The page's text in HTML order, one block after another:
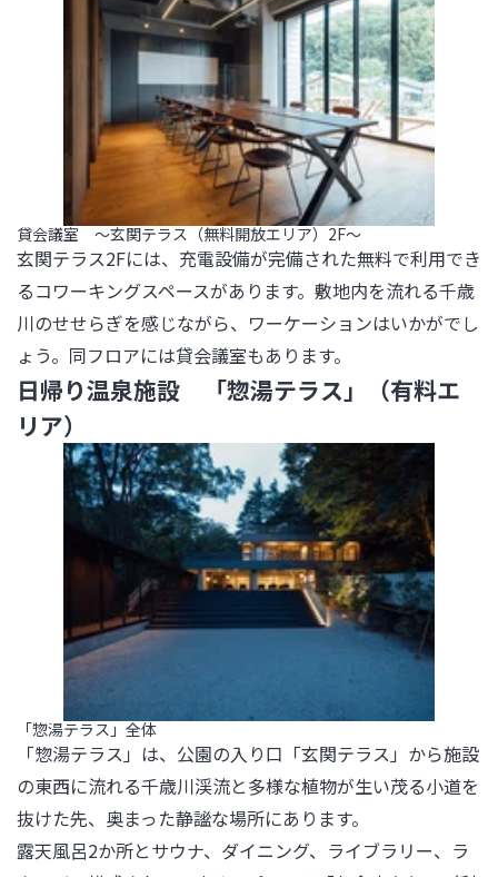
貸会議室 ～玄関テラス（無料開放エリア）2F～
玄関テラス2Fには、充電設備が完備された無料で利用でき
るコワーキングスペースがあります。敷地内を流れる千歳
川のせせらぎを感じながら、ワーケーションはいかがでし
ょう。同フロアには貸会議室もあります。
日帰り温泉施設 「惣湯テラス」（有料エ
リア）
「惣湯テラス」全体
「惣湯テラス」は、公園の入り口「玄関テラス」から施設
の東西に流れる千歳川渓流と多様な植物が生い茂る小道を
抜けた先、奥まった静謐な場所にあります。
露天風呂2か所とサウナ、ダイニング、ライブラリー、ラ